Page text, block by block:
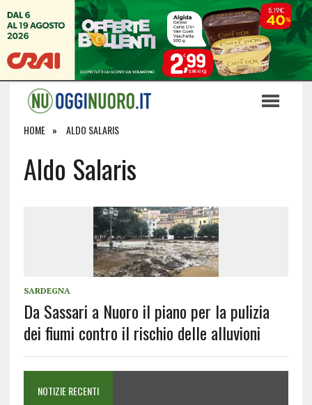
HOME ALDO SALARIS
Aldo Salaris
SARDEGNA
Da Sassari a Nuoro il piano per la pulizia
dei fiumi contro il rischio delle alluvioni
NOTIZIE RECENTI